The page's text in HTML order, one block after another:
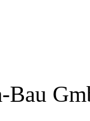
Bau